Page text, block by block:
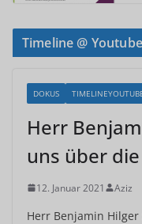
Timeline @ Youtube
DOKUS
Herr
uns über
12. Januar 2021 Aziz
Herr Benjamin Hilger